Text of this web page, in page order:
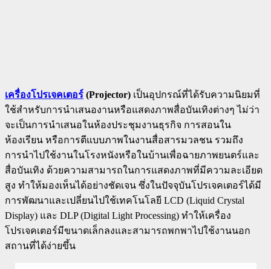
เครื่องโปรเจคเตอร์ (Projector) เป็นอุปกรณ์ที่ได้รับความนิยมที่
ใช้สำหรับการนำเสนองานหรือแสดงภาพสื่อบันเทิงต่างๆ ไม่ว่า
จะเป็นการนำเสนอในห้องประชุมงานธุรกิจ การสอนใน
ห้องเรียน หรือการตีแบบภาพในงานสื่อสารมวลชน รวมถึง
การนำไปใช้งานในโรงหนังหรือในบ้านเพื่อฉายภาพยนตร์และ
สื่อบันเทิง ด้วยความสามารถในการแสดงภาพที่มีความละเอียด
สูง ทำให้มองเห็นได้อย่างชัดเจน ซึ่งในปัจจุบันโปรเจคเตอร์ได้มี
การพัฒนาและเปลี่ยนไปใช้เทคโนโลยี LCD (Liquid Crystal
Display) และ DLP (Digital Light Processing) ทำให้เครื่อง
โปรเจคเตอร์มีขนาดเล็กลงและสามารถพกพาไปใช้งานนอก
สถานที่ได้ง่ายขึ้น